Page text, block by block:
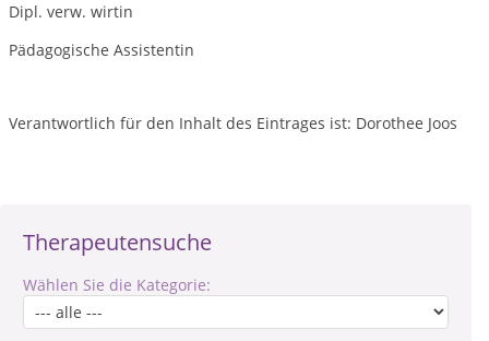
Therapeutensuche
Wählen Sie die Kategorie:
Dipl. verw. wirtin
Pädagogische Assistentin
Verantwortlich für den Inhalt des Eintrages ist: Dorothee Joos